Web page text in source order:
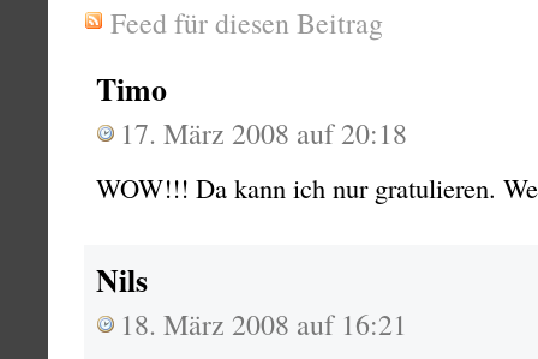
Feed für diesen Beitrag
Timo
17. März 2008 auf 20:18
WOW!!! Da kann ich nur gratulieren.
Nils
18. März 2008 auf 16:21